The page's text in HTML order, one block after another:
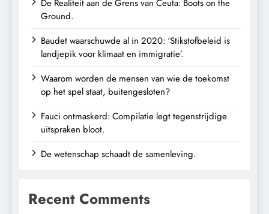
De Realiteit aan de Grens van Ceuta: Boots on the
Ground.
Baudet waarschuwde al in 2020: ‘Stikstofbeleid is
landjepik voor klimaat en immigratie’.
Waarom worden de mensen van wie de toekomst
op het spel staat, buitengesloten?
Fauci ontmaskerd: Compilatie legt tegenstrijdige
uitspraken bloot.
De wetenschap schaadt de samenleving.
Recent Comments